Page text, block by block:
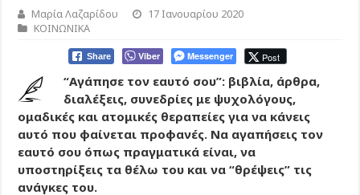
Μαρία Λαζαρίδου
17 Ιανουαρίου 2020
ΚΟΙΝΩΝΙΚΑ
Share Viber Messenger Post
“Αγάπησε τον εαυτό σου”: βιβλία, άρθρα,
διαλέξεις, συνεδρίες με ψυχολόγους,
ομαδικές και ατομικές θεραπείες για να κάνεις
αυτό που φαίνεται προφανές. Να αγαπήσεις τον
εαυτό σου όπως πραγματικά είναι, να
υποστηρίξεις τα θέλω του και να “θρέψεις” τις
ανάγκες του.